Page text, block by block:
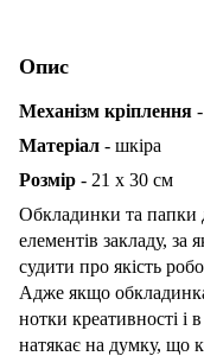
Опис
Механізм кріплення
Матеріал - шкіра
Розмір - 21 х 30 см
Обкладинки та папки
елементів закладу, за
судити про якість
Адже якщо
нотки креативності і
натякає на думку, що